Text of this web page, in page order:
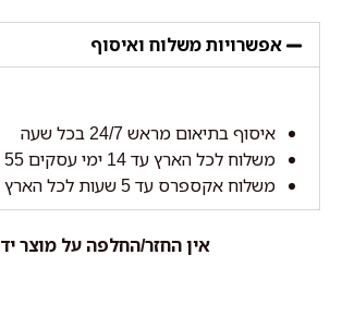
אפשרויות משלוח ואיסוף
איסוף בתיאום מראש 24/ 7 בכל שעה
משלוח לכל הארץ עד 14 ימי עסקים 55 ש"ח
משלוח אקספרס עד 5 שעות לכל הארץ – 300 ש"ח
אין החזר/החלפה על מוצר יד 2